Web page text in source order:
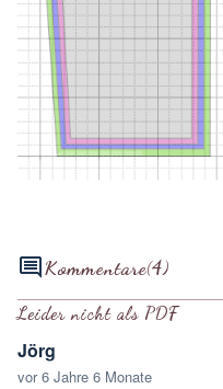
Kommentare(4)
Leider nicht als PDF
Jörg
vor 6 Jahre 6 Monate